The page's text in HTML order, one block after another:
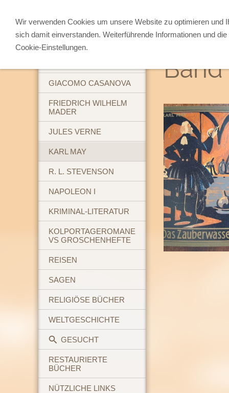
ABENTEUERBÜCHER
GIACOMO CASANOVA
FRIEDRICH WILHELM
MADER
JULES VERNE
KARL MAY
R. L. STEVENSON
NAPOLEON I
KRIMINAL-LITERATUR
KOLPORTAGEROMANE
VS GROSCHENHEFTE
REISEN
SAGEN
RELIGIÖSE BÜCHER
WELTGESCHICHTE
GESUCHT
RESTAURIERTE
BÜCHER
NÜTZLICHE LINKS
Band
Wir verwenden Cookies um unsere Website zu optimieren und
sich damit einverstanden. Weiterführende Informationen und
Cookie-Einstellungen.